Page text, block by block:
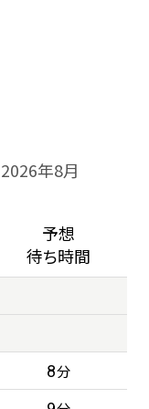
年8月
予想
待ち時間
8分